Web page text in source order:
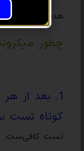
هدفمند و
چطور
1. بعد از
کوتاه تست
تست کافی‌ست.